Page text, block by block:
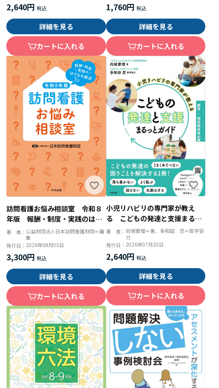
2,640円
詳細を見る
カートに入れる
1,760円
詳細を見る
カートに入れる
訪問看護お悩み相談室 令和８
年版 報酬・制度・実践のはて
なを解決
著 者：公益財団法人日本訪問看護財団＝編
集
発行日：2026年08月05日
3,300円
詳細を見る
カートに入れる
小児リハビリの専門家が教え
る こどもの発達と支援まるっ
とガイド 療育・保育関係者必
著 者： 向坂愛理＝著、多和田 忍＝医学協
力
発行日： 2026年07月20日
2,640円
詳細を見る
カートに入れる